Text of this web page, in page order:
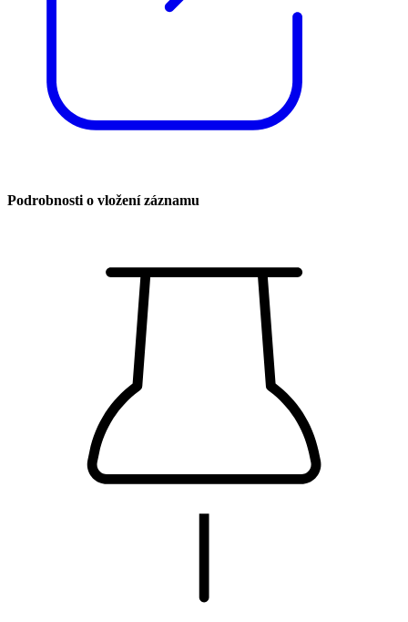
Podrobnosti o vložení záznamu